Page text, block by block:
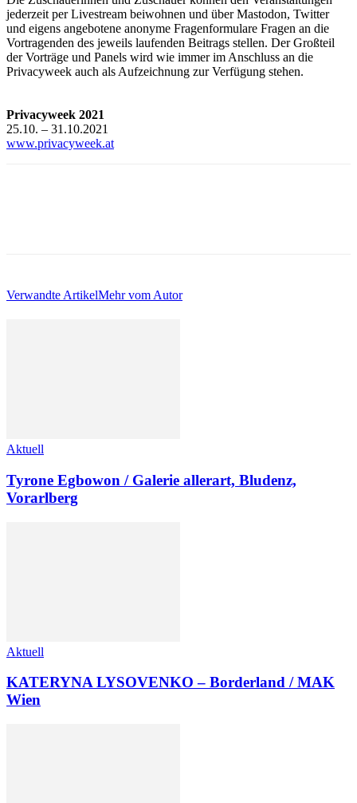
jederzeit per Livestream beiwohnen und über Mastodon, Twitter
und eigens angebotene anonyme Fragenformulare Fragen an die
Vortragenden des jeweils laufenden Beitrags stellen. Der Großteil
der Vorträge und Panels wird wie immer im Anschluss an die
Privacyweek auch als Aufzeichnung zur Verfügung stehen.
Privacyweek 2021
25.10. – 31.10.2021
www.privacyweek.at
Verwandte ArtikelMehr vom Autor
Aktuell
Tyrone Egbowon / Galerie allerart, Bludenz,
Vorarlberg
Aktuell
KATERYNA LYSOVENKO – Borderland / MAK
Wien